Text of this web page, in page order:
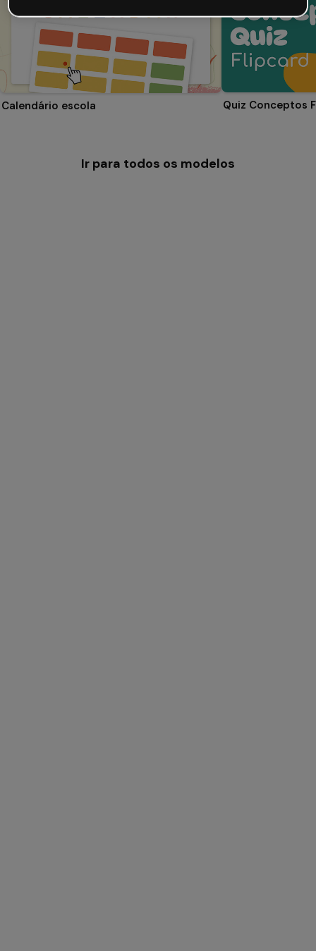
Calendário escola Quiz Conceptos
Ir para todos os modelos